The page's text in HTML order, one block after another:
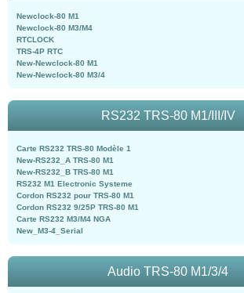
Newclock-80 M1
Newclock-80 M3/M4
RTCLOCK
TRS-4P RTC
New-Newclock-80 M1
New-Newclock-80 M3/4
RS232 TRS-80 M1/III/IV
Carte RS232 TRS-80 Modèle 1
New-RS232_A TRS-80 M1
New-RS232_B TRS-80 M1
RS232 M1 Electronic Systeme
Cordon RS232 pour TRS-80 M1
Cordon RS232 9/25P TRS-80 M1
Carte RS232 M3/M4 NGA
New_M3-4_Serial
Audio TRS-80 M1/3/4